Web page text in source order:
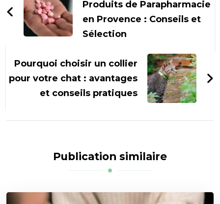
Produits de Parapharmacie
en Provence : Conseils et
Sélection
Pourquoi choisir un collier
pour votre chat : avantages
et conseils pratiques
Publication similaire